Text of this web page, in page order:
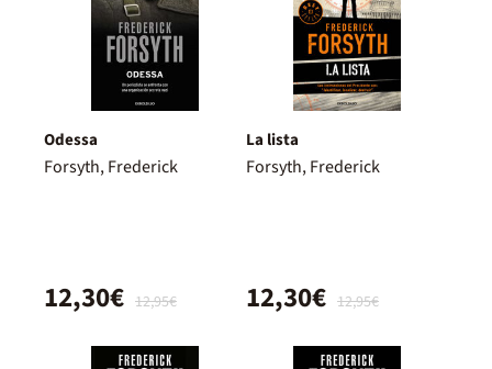
Odessa
Forsyth, Frederick
12,95€
12,30€
La lista
Forsyth, Frederick
12,95€
12,30€